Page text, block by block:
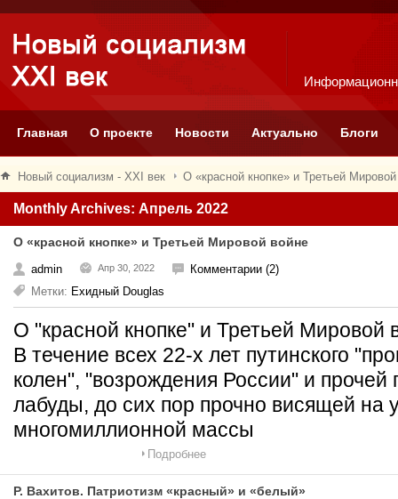
Главная О проекте Новости Актуально Блоги
Новый социализм - XXI век О «красной кнопке» и Третьей
Monthly Archives: Апрель 2022
О «красной кнопке» и Третьей Мировой войне
admin Апр 30, 2022
Комментарии (2)
Метки: Ехидный Douglas
О "красной кнопке" и Третьей
В течение всех 22-х лет путинского
колен", "возрождения России" и прочей
лабуды, до сих пор прочно висящей на
многомиллионной массы
Подробнее
Р. Вахитов. Патриотизм «красный» и «белый»